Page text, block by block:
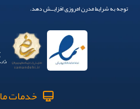
توجه به شرایط مدرن امروزی افزایــش دهد.
خدمات ما